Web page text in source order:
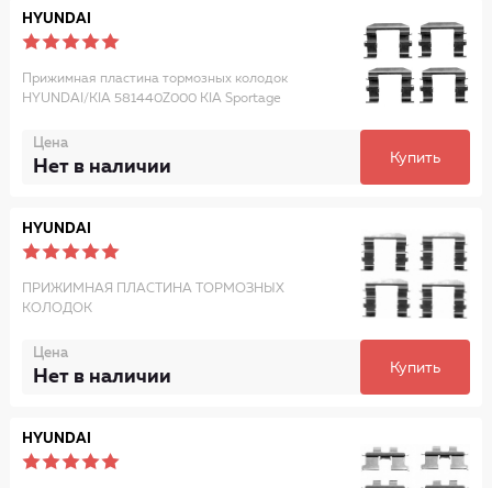
HYUNDAI
Прижимная пластина тормозных колодок
HYUNDAI/KIA 581440Z000 KIA Sportage
Цена
Нет в наличии Купить
HYUNDAI
ПРИЖИМНАЯ ПЛАСТИНА ТОРМОЗНЫХ
КОЛОДОК
Цена
Нет в наличии Купить
HYUNDAI